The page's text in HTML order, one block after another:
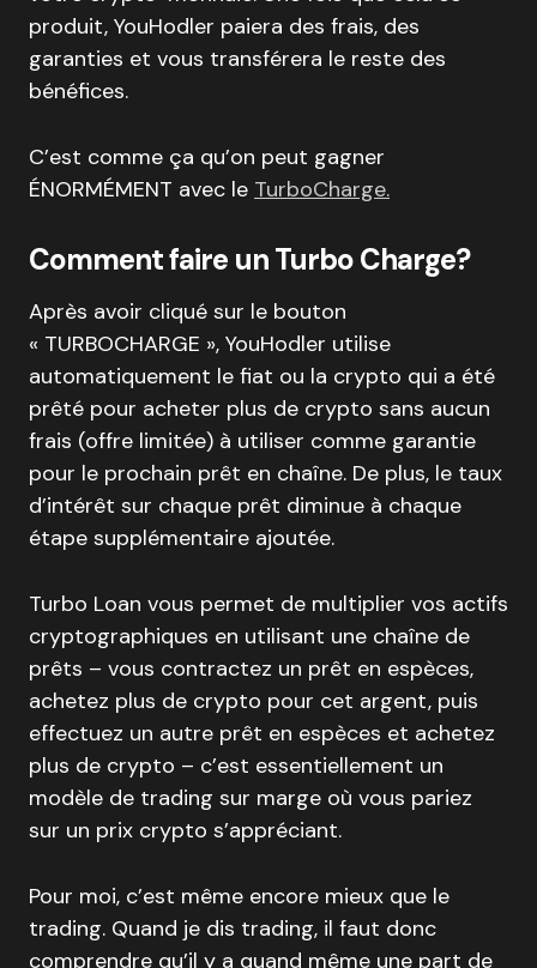
produit, YouHodler paiera des frais, des
garanties et vous transférera le reste des
bénéfices.
C’est comme ça qu’on peut gagner
ÉNORMÉMENT avec le TurboCharge.
Comment faire un Turbo Charge?
Après avoir cliqué sur le bouton
« TURBOCHARGE », YouHodler utilise
automatiquement le fiat ou la crypto qui a été
prêté pour acheter plus de crypto sans aucun
frais (offre limitée) à utiliser comme garantie
pour le prochain prêt en chaîne. De plus, le taux
d’intérêt sur chaque prêt diminue à chaque
étape supplémentaire ajoutée.
Turbo Loan vous permet de multiplier vos actifs
cryptographiques en utilisant une chaîne de
prêts – vous contractez un prêt en espèces,
achetez plus de crypto pour cet argent, puis
effectuez un autre prêt en espèces et achetez
plus de crypto – c’est essentiellement un
modèle de trading sur marge où vous pariez
sur un prix crypto s’appréciant.
Pour moi, c’est même encore mieux que le
trading. Quand je dis trading, il faut donc
comprendre qu’il y a quand même une part de